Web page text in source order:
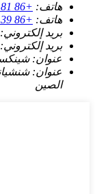
هاتف: +86 181 1875 1858
هاتف: +86 139 2576 5496
بريد إلكتروني:
بريد إلكتروني:
عنوان:
عنوان:
الصين